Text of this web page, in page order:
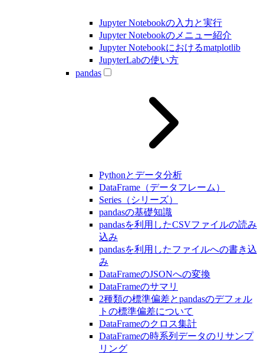
Jupyter Notebookの入力と実行
Jupyter Notebookのメニュー紹介
Jupyter Notebookにおけるmatplotlib
JupyterLabの使い方
pandas
Pythonとデータ分析
DataFrame（データフレーム）
Series（シリーズ）
pandasの基礎知識
pandasを利用したCSVファイルの読み
込み
pandasを利用したファイルへの書き込
み
DataFrameのJSONへの変換
DataFrameのサマリ
2種類の標準偏差とpandasのデフォル
トの標準偏差について
DataFrameのクロス集計
DataFrameの時系列データのリサンプ
リング